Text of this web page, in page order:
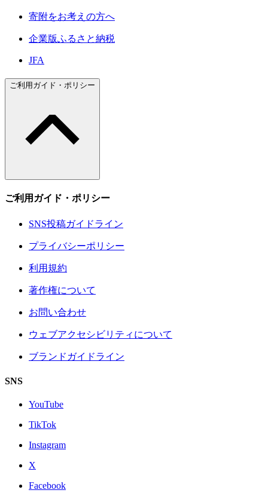
寄附をお考えの方へ
企業版ふるさと納税
JFA
ご利用ガイド・ポリシー
ご利用ガイド・ポリシー
SNS投稿ガイドライン
プライバシーポリシー
利用規約
著作権について
お問い合わせ
ウェブアクセシビリティについて
ブランドガイドライン
SNS
YouTube
TikTok
Instagram
X
Facebook